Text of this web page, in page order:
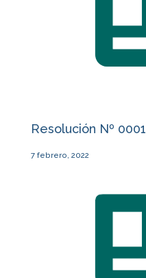
Resolución Nº 0001
7 febrero, 2022